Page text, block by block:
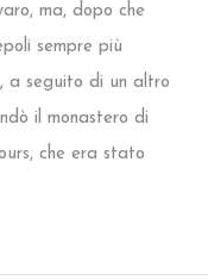
ma, dopo che
sempre più
a seguito di un altro
il monastero di
che era stato